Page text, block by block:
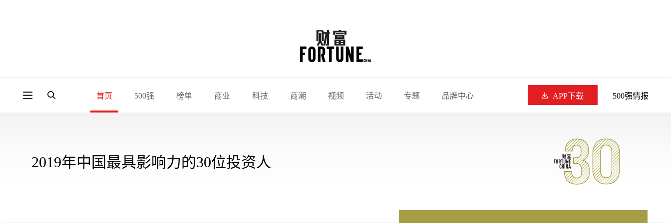
首页 500强 榜单 商业 科技 商潮 视频 活动 专题 品牌中心 APP下载 500强情报
2019年中国最具影响力的30位投资人